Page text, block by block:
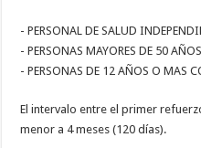
- PERSONAL DE SALUD
- PERSONAS MAYORES DE 50 AÑOS
- PERSONAS DE 12 AÑOS O MAS
El intervalo entre el primer
menor a 4 meses (120 días).